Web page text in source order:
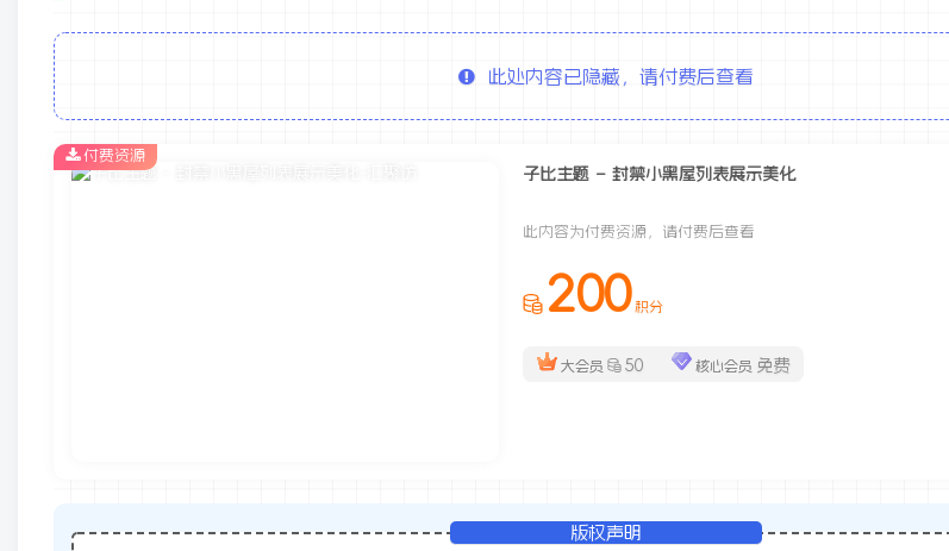
此处内容已隐藏，请付费后查看
子比主题 – 封禁小黑屋列表展示美化
此内容为付费资源，请付费后查看
200 积分
大会员 50 核心会员 免费
付费资源
版权声明